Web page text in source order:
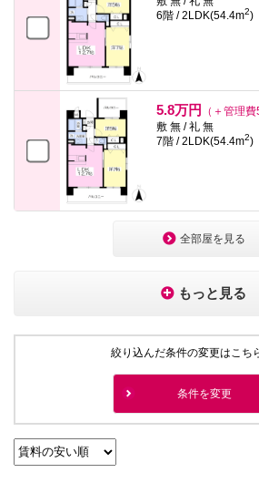
6階 / 2LDK(54.4m2)
5.8万円
（＋管理
敷 無 / 礼 無
7階 / 2LDK(54.4m2)
全部屋を見る
もっと見る
絞り込んだ条件の変更はこち
条件を変更